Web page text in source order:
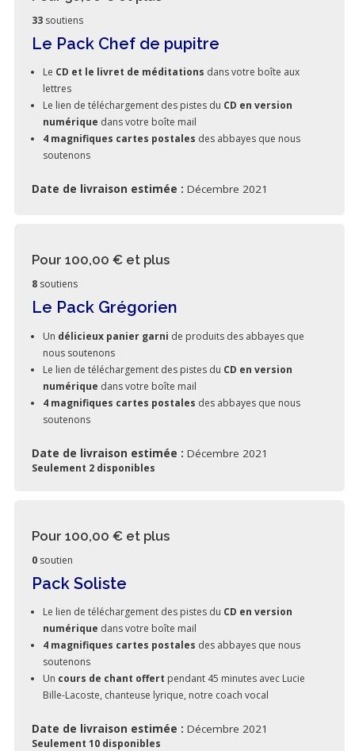
33 soutiens
Le Pack Chef de pupitre
Le CD et le livret de méditations dans votre boîte aux
lettres
Le lien de téléchargement des pistes du CD en version
numérique dans votre boîte mail
4 magnifiques cartes postales des abbayes que nous
soutenons
Date de livraison estimée : Décembre 2021
Pour 100,00 € et plus
8 soutiens
Le Pack Grégorien
Un délicieux panier garni de produits des abbayes que
nous soutenons
Le lien de téléchargement des pistes du CD en version
numérique dans votre boîte mail
4 magnifiques cartes postales des abbayes que nous
soutenons
Date de livraison estimée : Décembre 2021
Seulement 2 disponibles
Pour 100,00 € et plus
0 soutien
Pack Soliste
Le lien de téléchargement des pistes du CD en version
numérique dans votre boîte mail
4 magnifiques cartes postales des abbayes que nous
soutenons
Un cours de chant offert pendant 45 minutes avec Lucie
Bille-Lacoste, chanteuse lyrique, notre coach vocal
Date de livraison estimée : Décembre 2021
Seulement 10 disponibles